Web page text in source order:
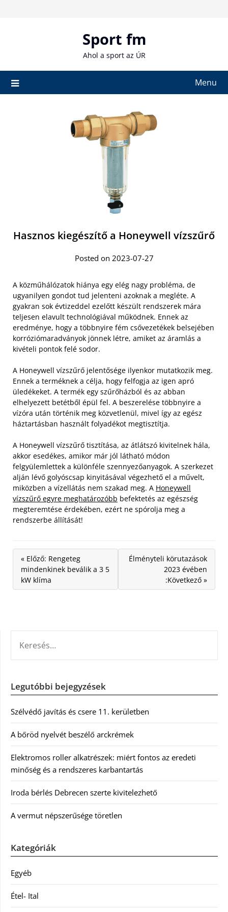
Sport fm
Ahol a sport az ÚR
Menu
Hasznos kiegészítő a Honeywell vízszűrő
Posted on 2023-07-27
A közműhálózatok hiánya egy elég nagy probléma, de
ugyanilyen gondot tud jelenteni azoknak a megléte. A
gyakran sok évtizeddel ezelőtt készült rendszerek mára
teljesen elavult technológiával működnek. Ennek az
eredménye, hogy a többnyire fém csővezetékek belsejében
korróziómaradványok jönnek létre, amiket az áramlás a
kivételi pontok felé sodor.
A Honeywell vízszűrő jelentősége ilyenkor mutatkozik meg.
Ennek a terméknek a célja, hogy felfogja az igen apró
üledékeket. A termék egy szűrőházból és az abban
elhelyezett betétből épül fel. A beszerelése többnyire a
vízóra után történik meg közvetlenül, mivel így az egész
háztartásban használt folyadékot megtisztítja.
A Honeywell vízszűrő tisztítása, az átlátszó kivitelnek hála,
akkor esedékes, amikor már jól látható módon
felgyülemlettek a különféle szennyezőanyagok. A szerkezet
alján lévő golyóscsap kinyitásával végezhető el a művelt,
miközben a vízellátás nem szakad meg. A Honeywell
vízszűrő egyre meghatározóbb befektetés az egészség
megteremtése érdekében, ezért ne spórolja meg a
rendszerbe állítását!
« Előző: Rengeteg
mindenkinek beválik a 3 5
kW klíma
Élményteli körutazások
2023 évében
:Következő »
Legutóbbi bejegyzések
Szélvédő javítás és csere 11. kerületben
A bőröd nyelvét beszélő arckrémek
Elektromos roller alkatrészek: miért fontos az eredeti
minőség és a rendszeres karbantartás
Iroda bérlés Debrecen szerte kivitelezhető
A vermut népszerűsége töretlen
Kategóriák
Egyéb
Étel- Ital